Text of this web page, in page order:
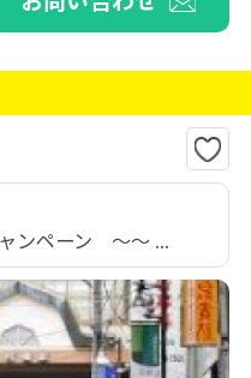
ンペーン ～～ ...